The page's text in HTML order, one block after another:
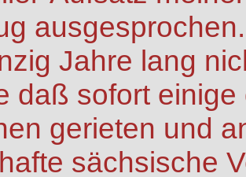
Jahre lang
daß sofort
gerieten und
sächsische